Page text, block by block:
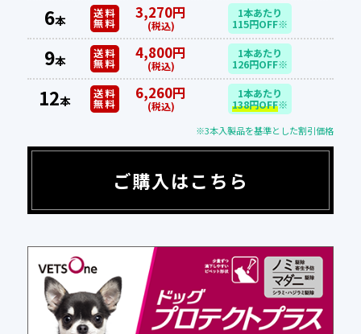
6本 送料
無料
3,270円
(税込)
1本あたり
115円OFF※
9本 送料
無料
4,800円
(税込)
1本あたり
126円OFF※
12本 送料
無料
6,260円
(税込)
1本あたり
138円OFF※
※3本入製品を基準とした割引価格
ご購入はこちら